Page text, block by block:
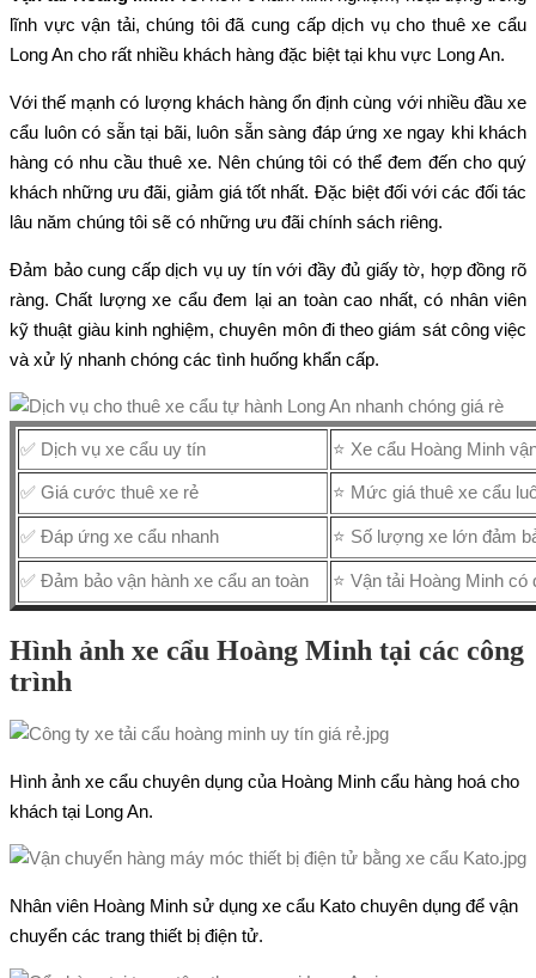
lĩnh vực vận tải, chúng tôi đã cung cấp dịch vụ cho thuê xe cẩu
Long An cho rất nhiều khách hàng đặc biệt tại khu vực Long An.
Với thế mạnh có lượng khách hàng ổn định cùng với nhiều đầu xe
cẩu luôn có sẵn tại bãi, luôn sẵn sàng đáp ứng xe ngay khi khách
hàng có nhu cầu thuê xe. Nên chúng tôi có thể đem đến cho quý
khách những ưu đãi, giảm giá tốt nhất. Đặc biệt đối với các đối tác
lâu năm chúng tôi sẽ có những ưu đãi chính sách riêng.
Đảm bảo cung cấp dịch vụ uy tín với đầy đủ giấy tờ, hợp đồng rõ
ràng. Chất lượng xe cẩu đem lại an toàn cao nhất, có nhân viên
kỹ thuật giàu kinh nghiệm, chuyên môn đi theo giám sát công việc
và xử lý nhanh chóng các tình huống khẩn cấp.
✅ Dịch vụ xe cẩu uy tín ⭐ Xe cẩu Hoàng Minh
✅ Giá cước thuê xe rẻ ⭐ Mức giá thuê xe cẩu
✅ Đáp ứng xe cẩu nhanh ⭐ Số lượng xe lớn đảm
✅ Đảm bảo vận hành xe cẩu an toàn ⭐ Vận tải Hoàng Minh
Hình ảnh xe cẩu Hoàng Minh tại các công
trình
Hình ảnh xe cẩu chuyên dụng của Hoàng Minh cẩu hàng hoá cho
khách tại Long An.
Nhân viên Hoàng Minh sử dụng xe cẩu Kato chuyên dụng để vận
chuyển các trang thiết bị điện tử.